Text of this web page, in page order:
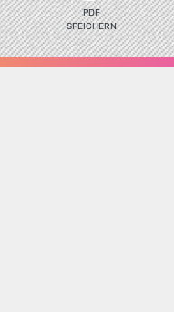
PDF
SPEICHERN